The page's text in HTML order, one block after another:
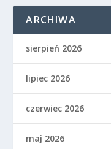
ARCHIWA
sierpień 2026
lipiec 2026
czerwiec 2026
maj 2026